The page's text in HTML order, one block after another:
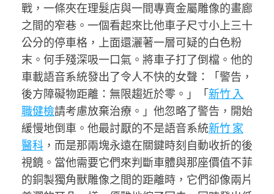
戰，一條夾在理髮店與一間專賣金屬雕像的畫廊
之間的窄巷。一個看起來比他車子尺寸小上三十
公分的停車格，上面還灑著一層可疑的白色粉
末。何手殘深吸一口氣。將車子打了倒檔。他的
車載語音系統發出了令人不快的女聲：「警告，
後方障礙物距離：無限趨近於零。」「新竹 入
職健檢請考慮放棄治療。」他忽略了警告，開始
緩慢地倒車。他最討厭的不是語音系統新竹 家
醫科 ，而是那兩塊永遠在關鍵時刻自動收折的後
視鏡。當他需要它們來判斷車體與那座價值不菲
的銅製獨角獸雕像之間的距離時，它們卻像兩片